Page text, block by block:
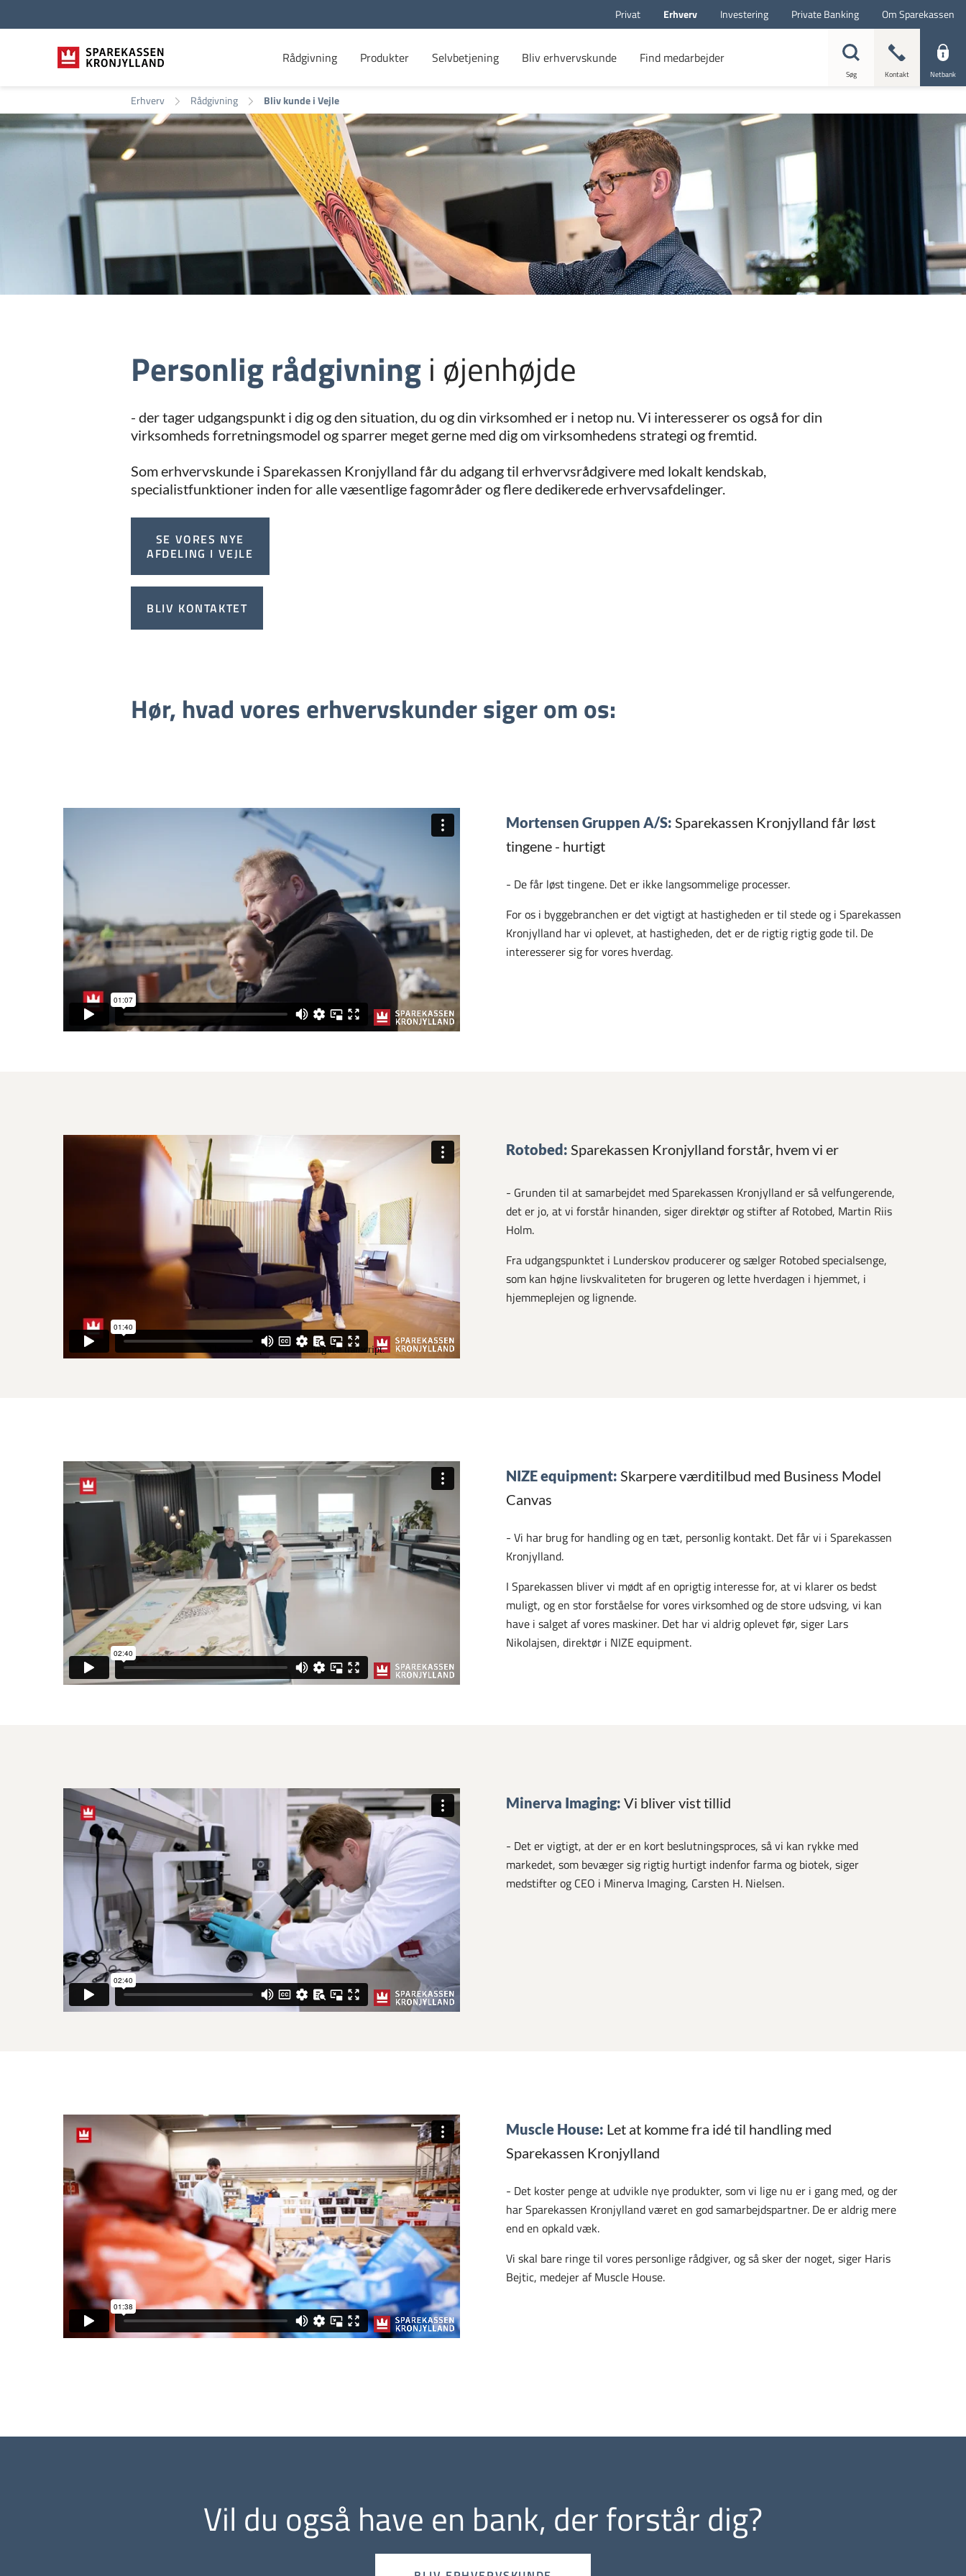
Privat Erhverv Investering Private Banking Om Sparekassen
Rådgivning Produkter Selvbetjening Bliv erhvervskunde Find medarbejder
Søg Kontakt Netbank
Erhverv Rådgivning Bliv kunde i Vejle
Personlig rådgivningi øjenhøjde
- der tager udgangspunkt i dig og den situation, du og din virksomhed er i netop nu. Vi interesserer os også for din
virksomheds forretningsmodel og sparrer meget gerne med dig om virksomhedens strategi og fremtid.
Som erhvervskunde i Sparekassen Kronjylland får du adgang til erhvervsrådgivere med lokalt kendskab,
specialistfunktioner inden for alle væsentlige fagområder og flere dedikerede erhvervsafdelinger.
SE VORES NYE
AFDELING I VEJLE
BLIV KONTAKTET
Hør, hvad vores erhvervskunder siger om os:
Mortensen Gruppen A/S: Sparekassen Kronjylland får løst
tingene - hurtigt
- De får løst tingene. Det er ikke langsommelige processer.
For os i byggebranchen er det vigtigt at hastigheden er til stede og i Sparekassen
Kronjylland har vi oplevet, at hastigheden, det er de rigtig rigtig gode til. De
interesserer sig for vores hverdag.
Rotobed: Sparekassen Kronjylland forstår, hvem vi er
- Grunden til at samarbejdet med Sparekassen Kronjylland er så velfungerende,
det er jo, at vi forstår hinanden, siger direktør og stifter af Rotobed, Martin Riis
Holm.
Fra udgangspunktet i Lunderskov producerer og sælger Rotobed specialsenge,
som kan højne livskvaliteten for brugeren og lette hverdagen i hjemmet, i
hjemmeplejen og lignende.
NIZE equipment: Skarpere værditilbud med Business Model
Canvas
- Vi har brug for handling og en tæt, personlig kontakt. Det får vi i Sparekassen
Kronjylland.
I Sparekassen bliver vi mødt af en oprigtig interesse for, at vi klarer os bedst
muligt, og en stor forståelse for vores virksomhed og de store udsving, vi kan
have i salget af vores maskiner. Det har vi aldrig oplevet før, siger Lars
Nikolajsen, direktør i NIZE equipment.
Minerva Imaging: Vi bliver vist tillid
- Det er vigtigt, at der er en kort beslutningsproces, så vi kan rykke med
markedet, som bevæger sig rigtig hurtigt indenfor farma og biotek, siger
medstifter og CEO i Minerva Imaging, Carsten H. Nielsen.
Muscle House: Let at komme fra idé til handling med
Sparekassen Kronjylland
- Det koster penge at udvikle nye produkter, som vi lige nu er i gang med, og der
har Sparekassen Kronjylland været en god samarbejdspartner. De er aldrig mere
end en opkald væk.
Vi skal bare ringe til vores personlige rådgiver, og så sker der noget, siger Haris
Bejtic, medejer af Muscle House.
Vil du også have en bank, der forstår dig?